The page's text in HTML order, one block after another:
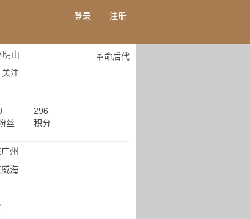
登录 注册
明山
关注
革命后代
丝
296
积分
州
海